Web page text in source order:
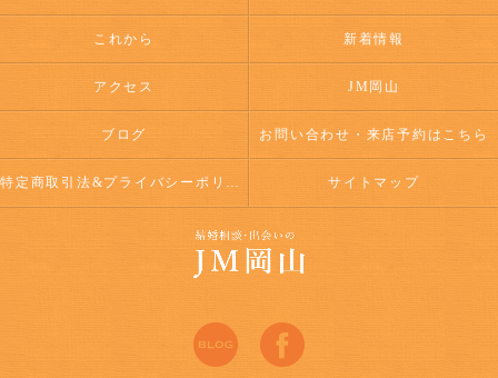
これから 新着情報
アクセス JM岡山
ブログ お問い合わせ・来店予約はこちら
特定商取引法&プライバシーポリシー サイトマップ